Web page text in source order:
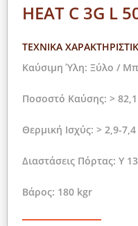
HEAT C 3G L
ΤΕΧΝΙΚΑ
Καύσιμη Ύλη: Ξύλο /
Ποσοστό Καύσης: >
Θερμική Ισχύς: > 2,9-
Διαστάσεις Πόρτας: Y
Βάρος: 180 kgr